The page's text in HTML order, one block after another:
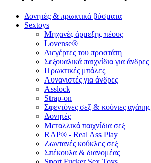
Δονητές & πρωκτικά βύσματα
Sextoys
Μηχανές άρμεξης πέους
Lovense®
Διεγέρτες του προστάτη
Σεξουαλικά παιχνίδια για άνδρες
Πρωκτικές μπάλες
Αυνανιστές για άνδρες
Asslock
Strap-on
Σφεντόνες σεξ & κούνιες αγάπης
Δονητές
Μεταλλικά παιχνίδια σεξ
RAP® - Real Ass Play
Ζωντανές κούκλες σεξ
Σπέκουλα & διανομέας